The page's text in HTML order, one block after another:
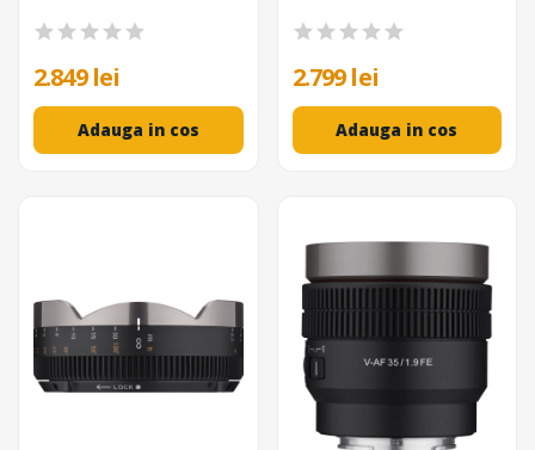
2.849 lei
Adauga in cos
2.799 lei
Adauga in cos